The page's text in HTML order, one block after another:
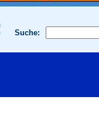
Suche: